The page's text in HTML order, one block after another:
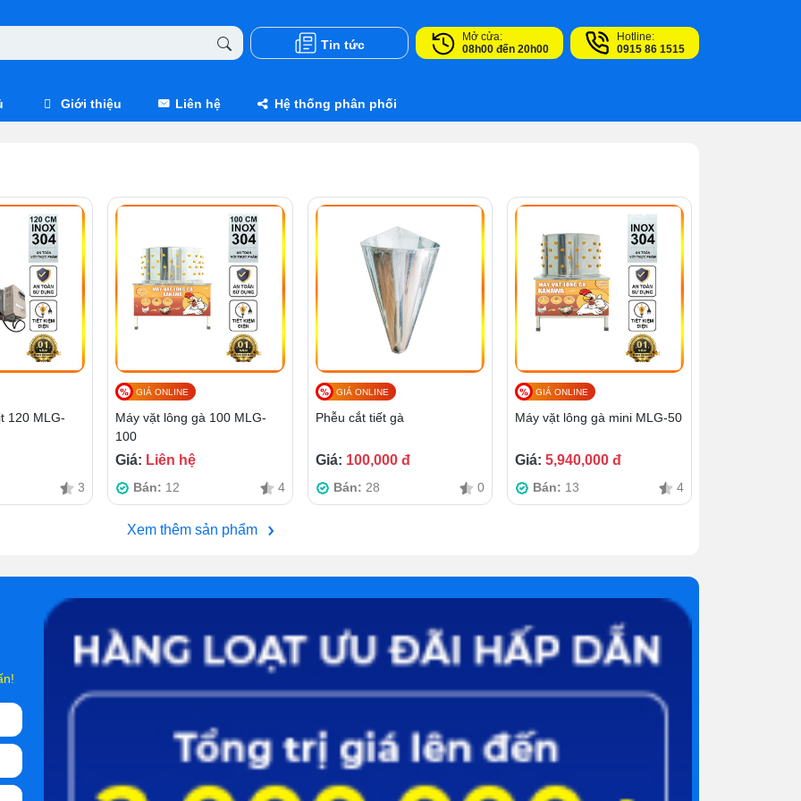
Tin tức
Mở cửa:
08h00 đến 20h00
Hotline:
0915 86 1515
Giới thiệu Liên hệ Hệ thống phân phối
120 MLG-
3
GIÁ ONLINE
Máy vặt lông gà 100 MLG-
100
Giá: Liên hệ
Bán: 12 4
GIÁ ONLINE
Phễu cắt tiết gà
Giá: 100,000 đ
Bán: 28 0
GIÁ ONLINE
Máy vặt lông gà mini MLG-50
Giá: 5,940,000 đ
Bán: 13 4
Xem thêm sản phẩm